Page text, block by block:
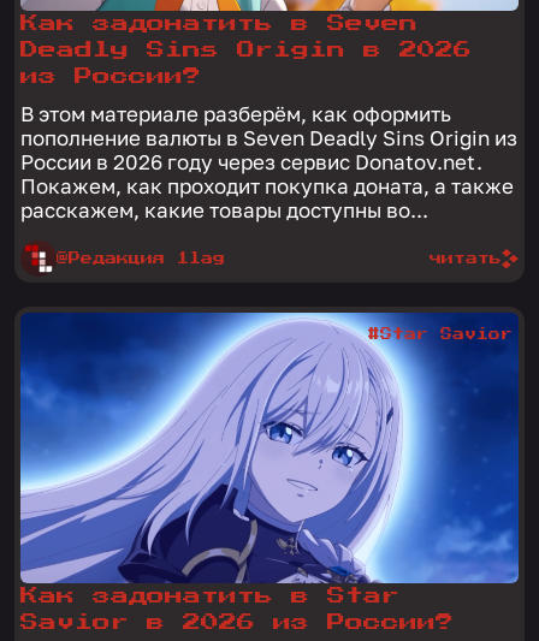
Как задонатить в Seven
Deadly Sins Origin в 2026
из России?
В этом материале разберём, как оформить
пополнение валюты в Seven Deadly Sins Origin из
России в 2026 году через сервис Donatov.net.
Покажем, как проходит покупка доната, а также
расскажем, какие товары доступны во...
@Редакция 1lag читать
Как задонатить в Star
Savior в 2026 из России?
#Star Savior